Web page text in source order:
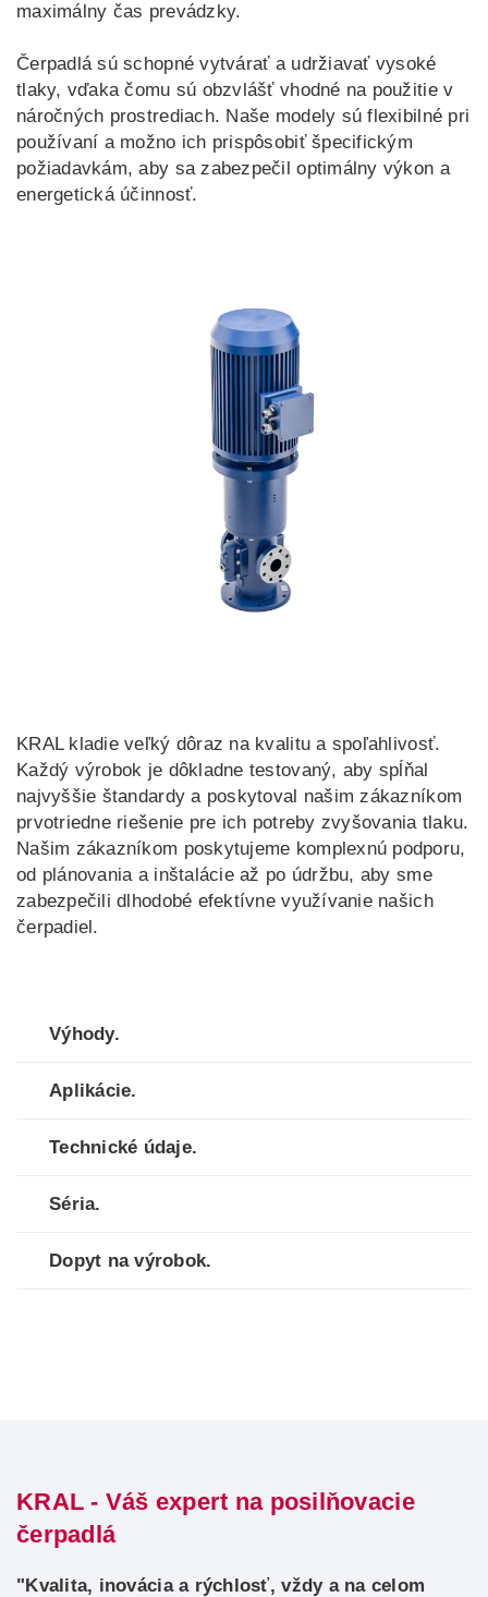
maximálny čas prevádzky.
Čerpadlá sú schopné vytvárať a udržiavať vysoké
tlaky, vďaka čomu sú obzvlášť vhodné na použitie v
náročných prostrediach. Naše modely sú flexibilné pri
používaní a možno ich prispôsobiť špecifickým
požiadavkám, aby sa zabezpečil optimálny výkon a
energetická účinnosť.
KRAL kladie veľký dôraz na kvalitu a spoľahlivosť.
Každý výrobok je dôkladne testovaný, aby spĺňal
najvyššie štandardy a poskytoval našim zákazníkom
prvotriedne riešenie pre ich potreby zvyšovania tlaku.
Našim zákazníkom poskytujeme komplexnú podporu,
od plánovania a inštalácie až po údržbu, aby sme
zabezpečili dlhodobé efektívne využívanie našich
čerpadiel.
Výhody.
Aplikácie.
Technické údaje.
Séria.
Dopyt na výrobok.
KRAL - Váš expert na posilňovacie
čerpadlá
"Kvalita, inovácia a rýchlosť, vždy a na celom